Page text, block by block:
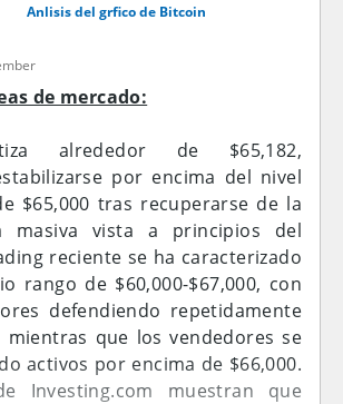
Anlisis del grfico de Bitcoin
de mercado:
alrededor de $65,182,
por encima del nivel
$65,000 tras recuperarse de la
masiva vista a principios del
reciente se ha caracterizado
rango de $60,000-$67,000, con
defendiendo repetidamente
que los vendedores se
activos por encima de $66,000.
Investing.com muestran que